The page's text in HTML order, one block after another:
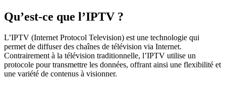
Qu’est-ce que l’IPTV ?
L’IPTV (Internet Protocol Television) est une technologie qui
permet de diffuser des chaînes de télévision via Internet.
Contrairement à la télévision traditionnelle, l’IPTV utilise un
protocole pour transmettre les données, offrant ainsi une flexibilité et
une variété de contenus à visionner.